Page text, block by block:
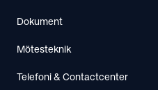
Dokument
Mötesteknik
Telefoni & Contactcenter